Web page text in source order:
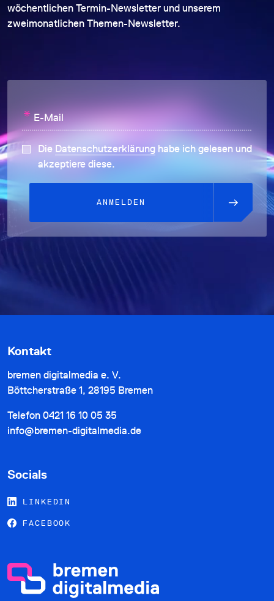
wöchentlichen Termin-Newsletter und unserem
zweimonatlichen Themen-Newsletter.
* E-Mail
Die Datenschutzerklärunghabe ich gelesen und
akzeptiere diese.
ANMELDEN
Kontakt
bremen digitalmedia e. V.
Böttcherstraße 1, 28195 Bremen
Telefon 0421 16 10 05 35
info@bremen-digitalmedia.de
Socials
LINKEDIN
FACEBOOK